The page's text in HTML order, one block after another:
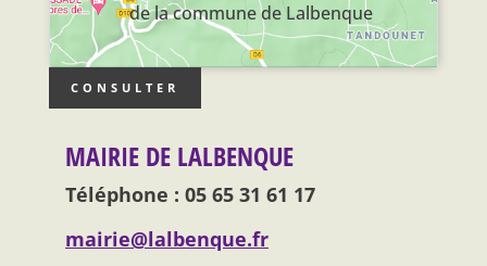
de la commune de Lalbenque
CONSULTER
MAIRIE DE LALBENQUE
Téléphone : 05 65 31 61 17
mairie@lalbenque.fr